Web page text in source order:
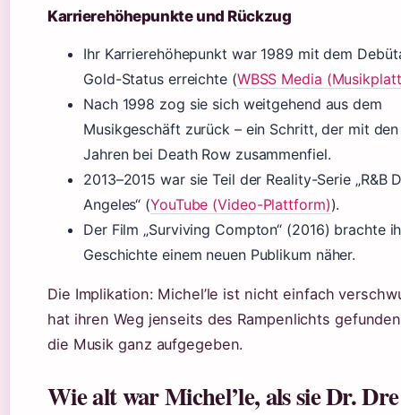
Karrierehöhepunkte und Rückzug
Ihr Karrierehöhepunkt war 1989 mit dem
Gold-Status erreichte (WBSS Media
Nach 1998 zog sie sich weitgehend aus dem
Musikgeschäft zurück – ein Schritt, der mit
Jahren bei Death Row zusammenfiel.
2013–2015 war sie Teil der Reality-Serie „R&B
Angeles“ (YouTube (Video-Plattform)).
Der Film „Surviving Compton“ (2016) brachte
Geschichte einem neuen Publikum näher.
Die Implikation: Michel’le ist nicht einfach
hat ihren Weg jenseits des Rampenlichts
die Musik ganz aufgegeben.
Wie alt war Michel’le, als sie Dr.